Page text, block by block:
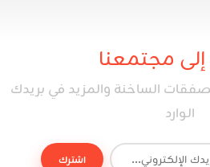
مجتمعنا
الساخنة والمزيد في بريدك
الوارد
اشترك